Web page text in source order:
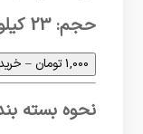
حجم: 23 کیلوبایت
1,000 تومان – خرید
نحوه بسته